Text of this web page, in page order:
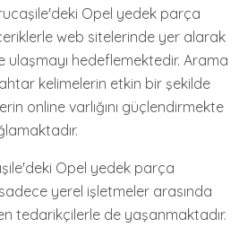
Opel yedek parça
web sitelerinde yer alarak
hedeflemektedir. Arama
kelimelerin etkin bir şekilde
online varlığını güçlendirmekte
Opel yedek parça
yerel işletmeler arasında
tedarikçilerle de yaşanmaktadır.